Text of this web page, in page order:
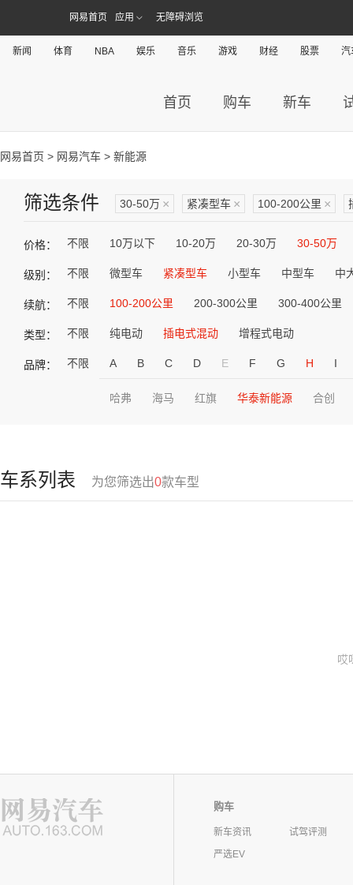
网易首页 应用 无障碍浏览
新闻 体育 NBA 娱乐 音乐 游戏 财经 股票 汽
首页 购车 新车
网易首页 > 网易汽车 > 新能源
筛选条件 30-50万 × 紧凑型车 × 100-200公里 ×
价格： 不限 10万以下 10-20万 20-30万 30-50万
级别： 不限 微型车 紧凑型车 小型车 中型车 中
续航： 不限 100-200公里 200-300公里 300-400公里
类型： 不限 纯电动 插电式混动 增程式电动
品牌： 不限 A B C D E F G H I
哈弗 海马 红旗 华泰新能源 合创
车系列表 为您筛选出0款车型
哎
购车
新车资讯
试驾评测
严选EV